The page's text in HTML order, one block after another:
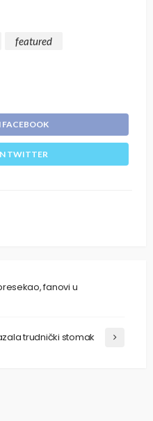
featured
FACEBOOK
TWITTER
fanovi u
trudnički stomak